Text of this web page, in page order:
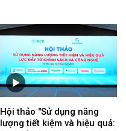
Hội thảo "Sử dụng năng
lượng tiết kiệm và hiệu quả: